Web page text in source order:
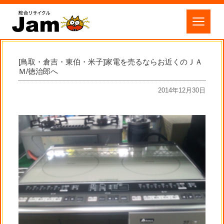
[鳥取・倉吉・東伯・米子]家電を売るならお近くのＪＡ
Ｍ/徳治郎へ
2014年12月30日